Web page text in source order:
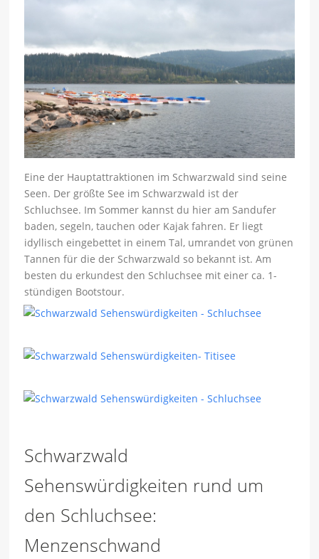
Eine der Hauptattraktionen im Schwarzwald sind seine
Seen. Der größte See im Schwarzwald ist der
Schluchsee. Im Sommer kannst du hier am Sandufer
baden, segeln, tauchen oder Kajak fahren. Er liegt
idyllisch eingebettet in einem Tal, umrandet von grünen
Tannen für die der Schwarzwald so bekannt ist. Am
besten du erkundest den Schluchsee mit einer ca. 1-
stündigen Bootstour.
Schwarzwald
Sehenswürdigkeiten rund um
den Schluchsee:
Menzenschwand